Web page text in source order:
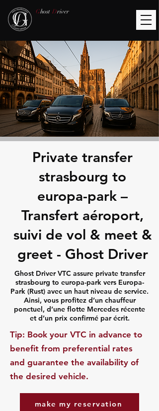
Ghost Driver
Private transfer
strasbourg to
europa-park –
Transfert aéroport,
suivi de vol & meet &
greet - Ghost Driver
Ghost Driver VTC assure private transfer
strasbourg to europa-park vers Europa-
Park (Rust) avec un haut niveau de service.
Ainsi, vous profitez d’un chauffeur
ponctuel, d’une flotte Mercedes récente
et d’un prix confirmé par écrit.
​Tip: Book your VTC in advance to
benefit from preferential rates
and guarantee the availability of
the desired vehicle.
make my reservation